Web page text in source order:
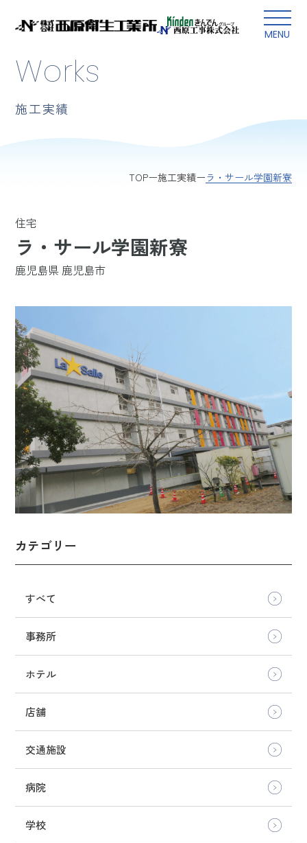
MENU
本文にスキップ
Works
施工実績
TOP 施工実績 ラ・サール学園新寮
住宅
ラ・サール学園新寮
鹿児島県 鹿児島市
カテゴリー
すべて
事務所
ホテル
店舗
交通施設
病院
学校